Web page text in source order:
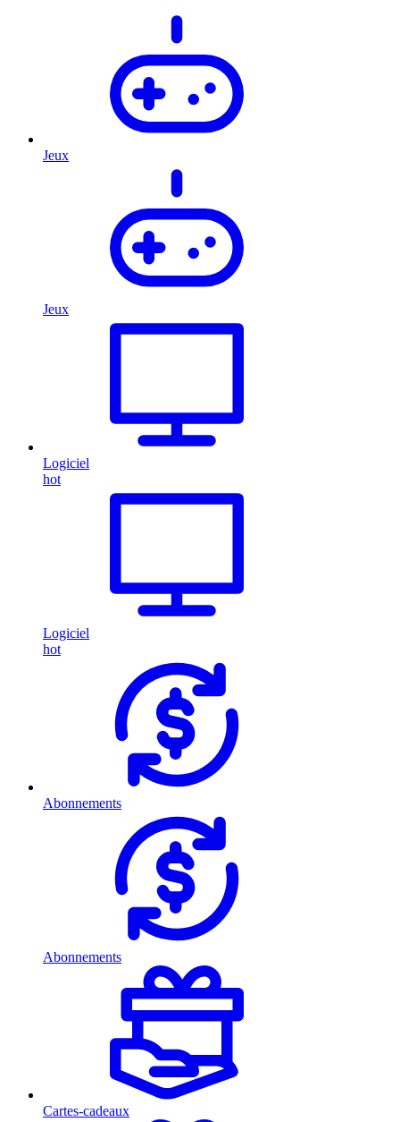
Jeux
Jeux
Logiciel
hot
Logiciel
hot
Abonnements
Abonnements
Cartes-cadeaux